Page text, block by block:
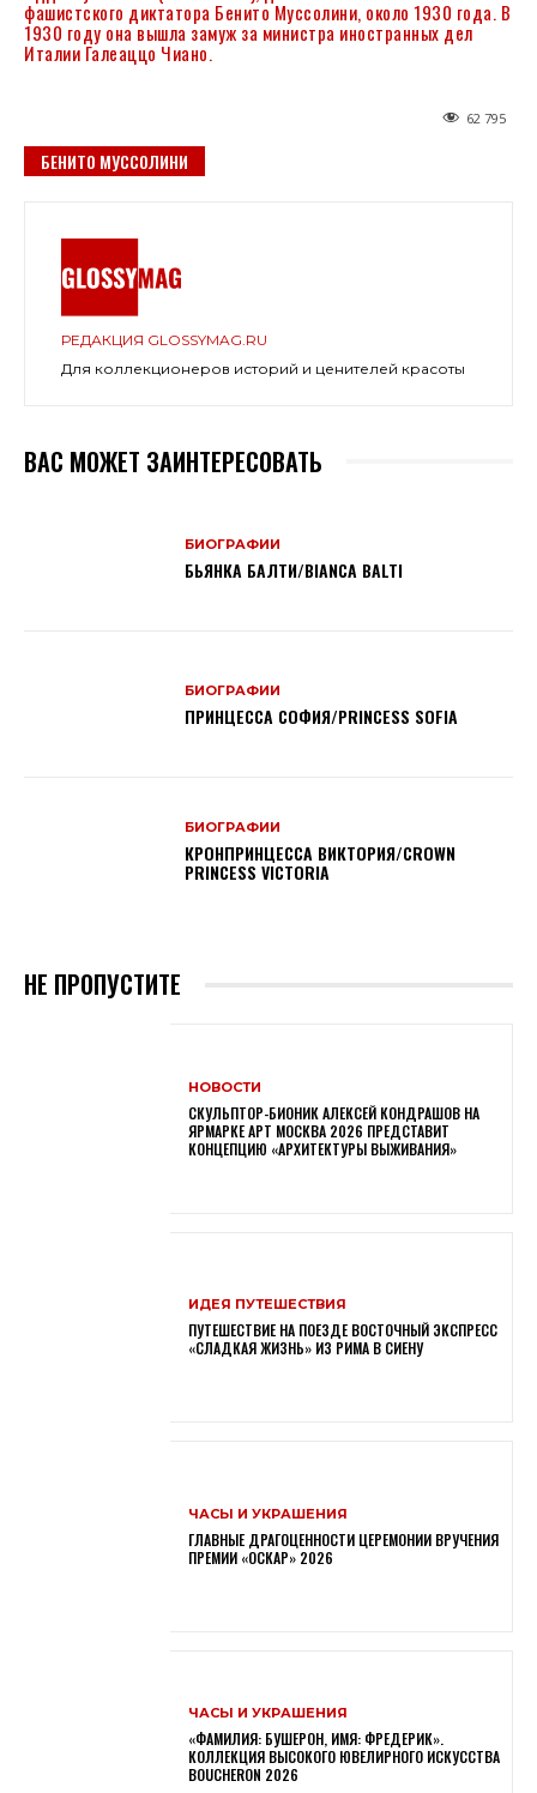
фашистского диктатора Бенито Муссолини, около 1930 года. В
1930 году она вышла замуж за министра иностранных дел
Италии Галеаццо Чиано.
62 795
БЕНИТО МУССОЛИНИ
РЕДАКЦИЯ GLOSSYMAG.RU
Для коллекционеров историй и ценителей красоты
ВАС МОЖЕТ ЗАИНТЕРЕСОВАТЬ
БИОГРАФИИ
БЬЯНКА БАЛТИ/BIANCA BALTI
БИОГРАФИИ
ПРИНЦЕССА СОФИЯ/PRINCESS SOFIA
БИОГРАФИИ
КРОНПРИНЦЕССА ВИКТОРИЯ/CROWN
PRINCESS VICTORIA
НЕ ПРОПУСТИТЕ
НОВОСТИ
СКУЛЬПТОР-БИОНИК АЛЕКСЕЙ КОНДРАШОВ НА
ЯРМАРКЕ АРТ МОСКВА 2026 ПРЕДСТАВИТ
КОНЦЕПЦИЮ «АРХИТЕКТУРЫ ВЫЖИВАНИЯ»
ИДЕЯ ПУТЕШЕСТВИЯ
ПУТЕШЕСТВИЕ НА ПОЕЗДЕ ВОСТОЧНЫЙ ЭКСПРЕСС
«СЛАДКАЯ ЖИЗНЬ» ИЗ РИМА В СИЕНУ
ЧАСЫ И УКРАШЕНИЯ
ГЛАВНЫЕ ДРАГОЦЕННОСТИ ЦЕРЕМОНИИ ВРУЧЕНИЯ
ПРЕМИИ «ОСКАР» 2026
ЧАСЫ И УКРАШЕНИЯ
«ФАМИЛИЯ: БУШЕРОН, ИМЯ: ФРЕДЕРИК».
КОЛЛЕКЦИЯ ВЫСОКОГО ЮВЕЛИРНОГО ИСКУССТВА
BOUCHERON 2026